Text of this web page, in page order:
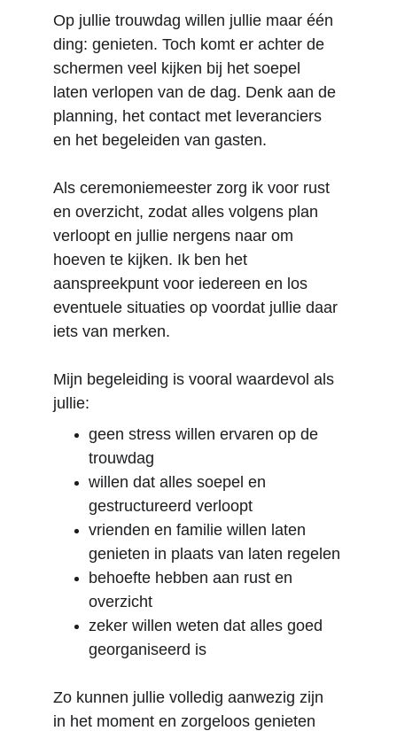
Op jullie trouwdag willen jullie maar één
ding: genieten. Toch komt er achter de
schermen veel kijken bij het soepel
laten verlopen van de dag. Denk aan de
planning, het contact met leveranciers
en het begeleiden van gasten.
Als ceremoniemeester zorg ik voor rust
en overzicht, zodat alles volgens plan
verloopt en jullie nergens naar om
hoeven te kijken. Ik ben het
aanspreekpunt voor iedereen en los
eventuele situaties op voordat jullie daar
iets van merken.
Mijn begeleiding is vooral waardevol als
jullie:
geen stress willen ervaren op de
trouwdag
willen dat alles soepel en
gestructureerd verloopt
vrienden en familie willen laten
genieten in plaats van laten regelen
behoefte hebben aan rust en
overzicht
zeker willen weten dat alles goed
georganiseerd is
Zo kunnen jullie volledig aanwezig zijn
in het moment en zorgeloos genieten